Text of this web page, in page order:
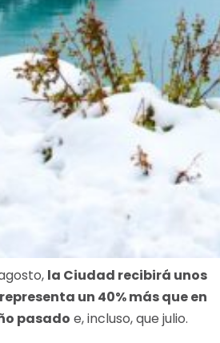
la Ciudad recibirá unos
un 40% más que en
pasado e, incluso, que julio.